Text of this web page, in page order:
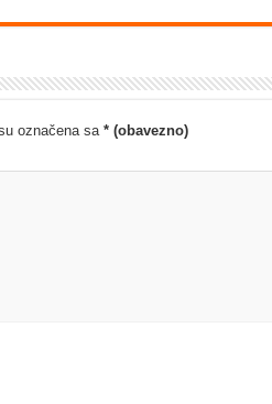
označena sa * (obavezno)